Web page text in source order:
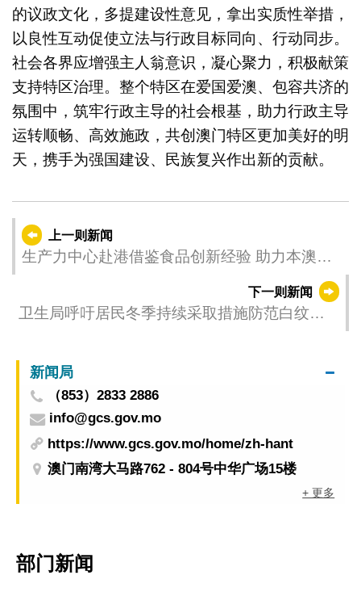
的议政文化，多提建设性意见，拿出实质性举措，
以良性互动促使立法与行政目标同向、行动同步。
社会各界应增强主人翁意识，凝心聚力，积极献策
支持特区治理。整个特区在爱国爱澳、包容共济的
氛围中，筑牢行政主导的社会根基，助力行政主导
运转顺畅、高效施政，共创澳门特区更加美好的明
天，携手为强国建设、民族复兴作出新的贡献。
上一则新闻
生产力中心赴港借鉴食品创新经验 助力本澳产
下一则新闻
卫生局呼吁居民冬季持续采取措施防范白纹伊
新闻局
（853）2833 2886
info@gcs.gov.mo
https://www.gcs.gov.mo/home/zh-hant
澳门南湾大马路762 - 804号中华广场15楼
+ 更多
部门新闻